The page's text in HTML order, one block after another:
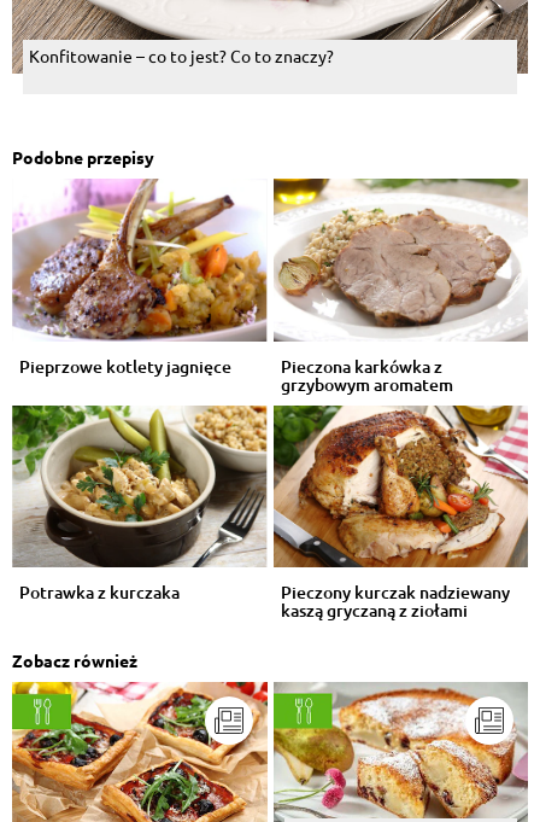
Konfitowanie – co to jest? Co to znaczy?
Podobne przepisy
Pieprzowe kotlety jagnięce Pieczona karkówka z
grzybowym aromatem
Potrawka z kurczaka Pieczony kurczak nadziewany
kaszą gryczaną z ziołami
Zobacz również